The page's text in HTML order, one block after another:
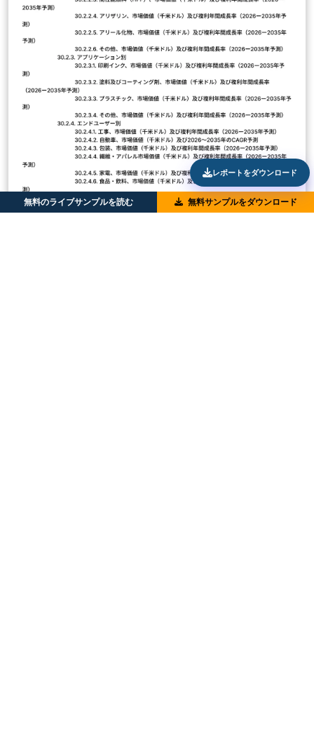
無料のライブサンプルを読む 無料サンプルをダウンロード
レポートをダウンロード